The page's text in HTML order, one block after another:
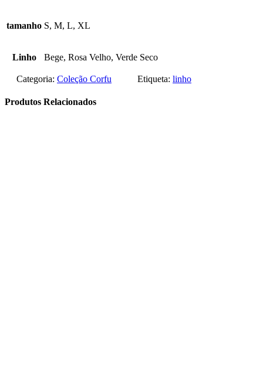
tamanho S, M, L, XL
Linho Bege, Rosa Velho, Verde Seco
Categoria: Coleção Corfu Etiqueta: linho
Produtos Relacionados